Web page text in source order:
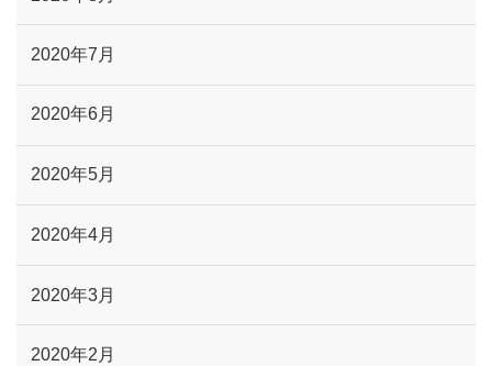
2020年7月
2020年6月
2020年5月
2020年4月
2020年3月
2020年2月